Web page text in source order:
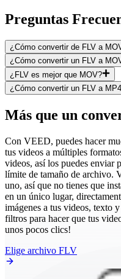
Preguntas
¿Cómo convertir de FLV a
¿Cómo convertir un FLV a
¿FLV es mejor que MOV?
¿Cómo convertir un FLV a
Más que un
Con VEED, puedes hacer
tus videos a múltiples
videos, así los puedes enviar
límite de tamaño de archivo.
uno, así que no tienes que
en un único lugar,
imágenes a tus videos, texto
filtros para hacer que tus
unos pocos clics!
Elige archivo FLV